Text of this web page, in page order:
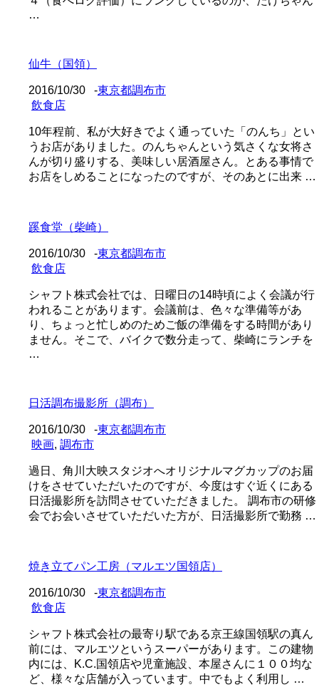
…
仙牛（国領）
2016/10/30 -東京都調布市
飲食店
10年程前、私が大好きでよく通っていた「のんち」とい
うお店がありました。のんちゃんという気さくな女将さ
んが切り盛りする、美味しい居酒屋さん。とある事情で
お店をしめることになったのですが、そのあとに出来 …
蹊食堂（柴崎）
2016/10/30 -東京都調布市
飲食店
シャフト株式会社では、日曜日の14時頃によく会議が行
われることがあります。会議前は、色々な準備等があ
り、ちょっと忙しめのためご飯の準備をする時間があり
ません。そこで、バイクで数分走って、柴崎にランチを
…
日活調布撮影所（調布）
2016/10/30 -東京都調布市
映画, 調布市
過日、角川大映スタジオへオリジナルマグカップのお届
けをさせていただいたのですが、今度はすぐ近くにある
日活撮影所を訪問させていただきました。 調布市の研修
会でお会いさせていただいた方が、日活撮影所で勤務 …
焼き立てパン工房（マルエツ国領店）
2016/10/30 -東京都調布市
飲食店
シャフト株式会社の最寄り駅である京王線国領駅の真ん
前には、マルエツというスーパーがあります。この建物
内には、K.C.国領店や児童施設、本屋さんに１００均な
ど、様々な店舗が入っています。中でもよく利用し …